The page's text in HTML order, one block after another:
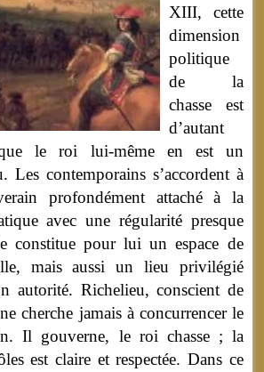
XIII, cette
dimension
politique
de la
chasse est
d’autant
le roi lui-même en est un
Les contemporains s’accordent à
profondément attaché à la
avec une régularité presque
constitue pour lui un espace de
mais aussi un lieu privilégié
autorité. Richelieu, conscient de
cherche jamais à concurrencer le
Il gouverne, le roi chasse ; la
est claire et respectée. Dans ce